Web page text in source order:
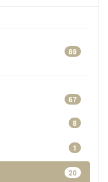
89
67
8
1
20